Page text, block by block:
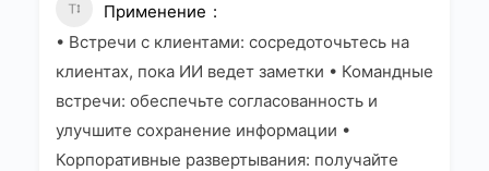
Применение
• Встречи с клиентами: сосредоточьтесь на
клиентах, пока ИИ ведет заметки • Командные
встречи: обеспечьте согласованность и
улучшите сохранение информации •
Корпоративные развертывания: получайте